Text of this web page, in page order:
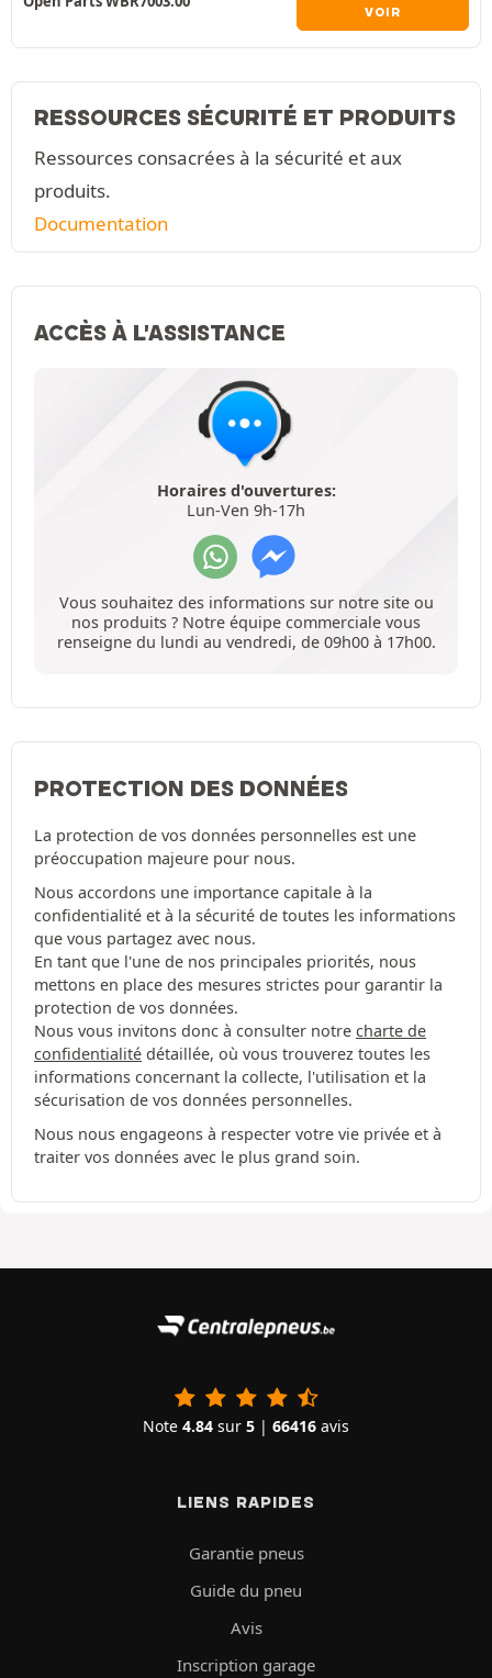
VOIR
RESSOURCES SÉCURITÉ ET PRODUITS
Ressources consacrées à la sécurité et aux
produits.
Documentation
ACCÈS À L'ASSISTANCE
Horaires d'ouvertures:
Lun-Ven 9h-17h
Vous souhaitez des informations sur notre site ou
nos produits ? Notre équipe commerciale vous
renseigne du lundi au vendredi, de 09h00 à 17h00.
PROTECTION DES DONNÉES
La protection de vos données personnelles est une
préoccupation majeure pour nous.
Nous accordons une importance capitale à la
confidentialité et à la sécurité de toutes les informations
que vous partagez avec nous.
En tant que l'une de nos principales priorités, nous
mettons en place des mesures strictes pour garantir la
protection de vos données.
Nous vous invitons donc à consulter notre charte de
confidentialité détaillée, où vous trouverez toutes les
informations concernant la collecte, l'utilisation et la
sécurisation de vos données personnelles.
Nous nous engageons à respecter votre vie privée et à
traiter vos données avec le plus grand soin.
Note 4.84 sur 5 | 66416 avis
LIENS RAPIDES
Garantie pneus
Guide du pneu
Avis
Inscription garage